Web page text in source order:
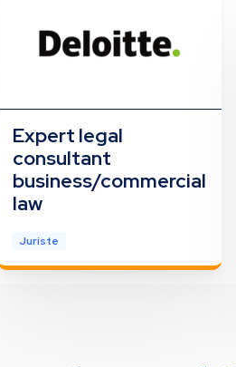
Expert legal
consultant
business/commercial
law
Juriste